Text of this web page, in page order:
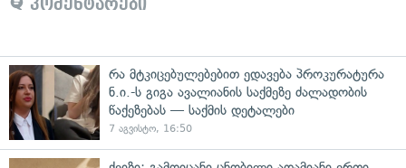
კომენტარები
რა მტკიცებულებებით ედავება პროკურატურა
ნ.ი.-ს გიგა ავალიანის საქმეზე ძალადობის
წაქეზებას — საქმის დეტალები
7 აგვისტო, 16:50